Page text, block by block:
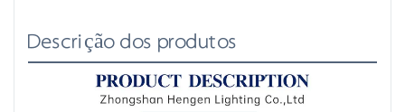
Descrição dos produtos